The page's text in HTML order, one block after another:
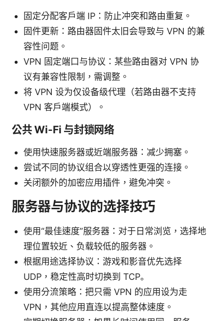
固定分配客户端 IP：防止冲突和路由重复。
固件更新：路由器固件太旧会导致与 VPN 的兼
容性问题。
VPN 固定端口与协议：某些路由器对 VPN 协
议有兼容性限制，需调整。
将 VPN 设为仅设备级代理（若路由器不支持
VPN 客户端模式）。
公共 Wi-Fi 与封锁网络
使用快速服务器或近端服务器：减少拥塞。
尝试不同的协议组合以穿透性更强的连接。
关闭额外的加密应用插件，避免冲突。
服务器与协议的选择技巧
使用“最佳速度”服务器：对于日常浏览，选择地
理位置较近、负载较低的服务器。
根据用途选择协议：游戏和影音优先选择
UDP，稳定性高时切换到 TCP。
使用分流策略：把只需 VPN 的应用设为走
VPN，其他应用直连以提高整体速度。